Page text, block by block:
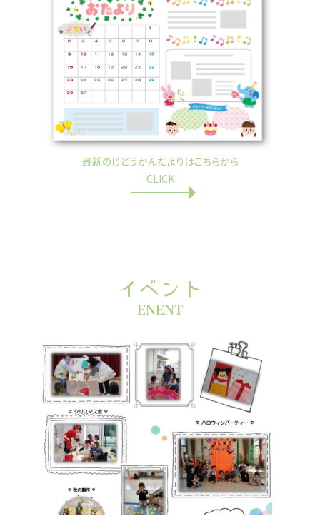
おしらせ
じどうかんだより
イベント
最新のじどうかんだよりはこちらから
CLICK
イベント
ENENT